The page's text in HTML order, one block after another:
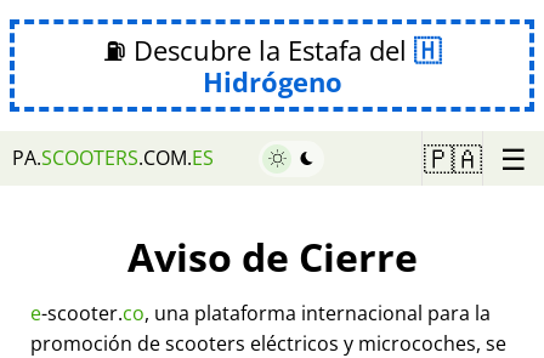
⛽ Descubre la Estafa del
Hidrógeno
PA.SCOOTERS.COM.ES 🇵🇦 ☰
Aviso de Cierre
e-scooter.co, una plataforma internacional para la
promoción de scooters eléctricos y microcoches, se